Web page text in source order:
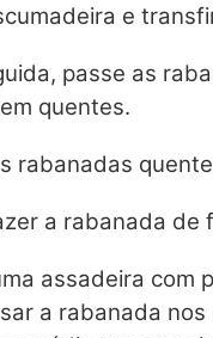
e
passe as
quentes.
rabanadas
a rabanada de
assadeira com
a rabanada